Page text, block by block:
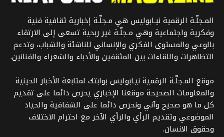
المـجلّـة الرقمية نيـابوليس هي مـجلّـة إخبارية ثقافية فنية
وفكرية واجتماعية وهي مـجلّـة غير ربحية تسعى إلى الارتقاء
بالوعي والمستوى الفكري والإنساني للناشئة والشباب، وتدعم
التظاهرات واللقاءات بين المثقفين والأدباء والشعراء والفنانين.
موقع المـجلّـة الرقمية نيـابوليس بوابتك لمتابعة الأخبار الحينية
والمعلومات الصحيحة موقعنا الإخباري يحرص دائما على تقديم
كل ما هو صحيح وآني ونحرص دائما على الشفافية والحياد
الموضوعي وتقديم الرأي والرأي الآخر مع احترام الاختلاف
وحقوق الانسان.